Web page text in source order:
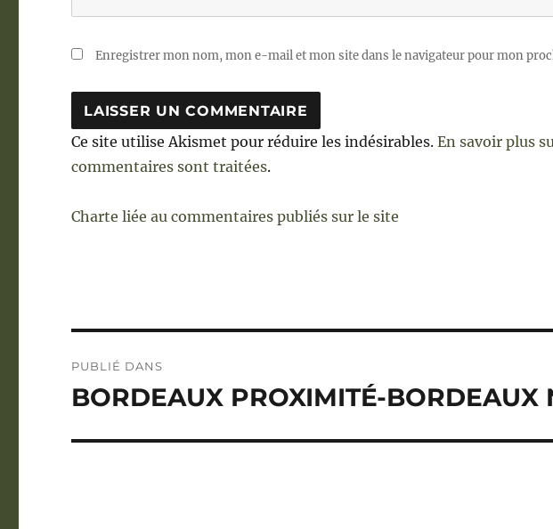
Enregistrer mon nom, mon e-mail et mon site dans le navigateur pour mon
Ce site utilise Akismet pour réduire les indésirables.En savoir plus
commentaires sont traitées.
Charte liée au commentaires publiés sur le site
de
PUBLIÉ DANS
BORDEAUX PROXIMITÉ-BORDEAUX